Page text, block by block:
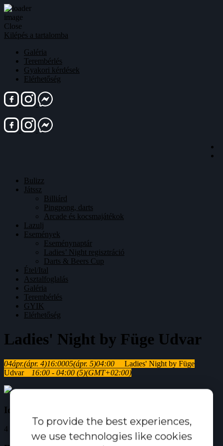
To provide the best experiences,
we use technologies like cookies
Close
Kilépés a tartalomba
Galéria
Terembérlés
Gyakori kérdések
Elérhetőség
Bulizz
Játssz
Billiárd
Pingpong, darts
Arcade és kocsmajátékok
Lazulj
Események
Eseménynaptár
Ladies’ Night regisztráció
Darts & Beers Cup
Étel/Ital
Asztalfoglalás
Galéria
Terembérlés
GYIK
Elérhetőség
Ladies' Night by Füge Udvar
04ápr.(ápr. 4)16:0005(ápr. 5)04:00
Ladies' Night by Füge
Udvar
16:00 - 04:00 (5)(GMT+02:00)
Idő
4 (Csütörtök) 16:00 - 5 (Péntek) 04:00 (GMT+02:00)